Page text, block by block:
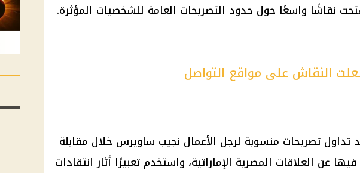
نقاشًا واسعًا حول حدود التصريحات العامة للشخصيات المؤثرة.
النقاش على مواقع التواصل
تداول تصريحات منسوبة لرجل الأعمال نجيب ساويرس خلال مقابلة
عن العلاقات المصرية الإماراتية، واستخدم تعبيرًا أثار انتقادات